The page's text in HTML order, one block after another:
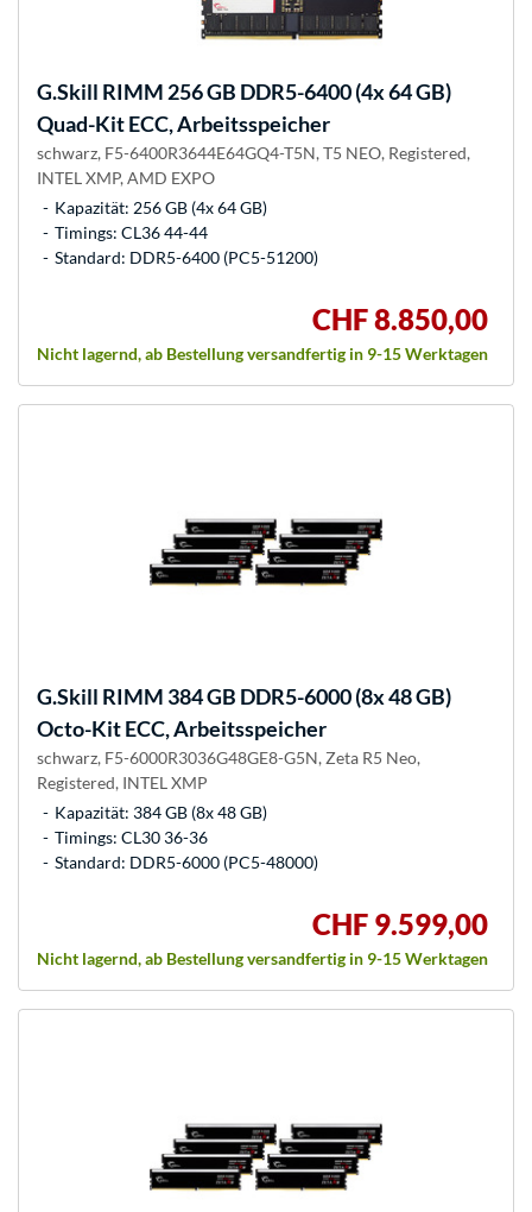
G.Skill RIMM 256 GB DDR5-6400 (4x 64 GB)
Quad-Kit ECC, Arbeitsspeicher
schwarz, F5-6400R3644E64GQ4-T5N, T5 NEO, Registered,
INTEL XMP, AMD EXPO
Kapazität: 256 GB (4x 64 GB)
Timings: CL36 44-44
Standard: DDR5-6400 (PC5-51200)
CHF 8.850,00
Nicht lagernd, ab Bestellung versandfertig in 9-15 Werktagen
G.Skill RIMM 384 GB DDR5-6000 (8x 48 GB)
Octo-Kit ECC, Arbeitsspeicher
schwarz, F5-6000R3036G48GE8-G5N, Zeta R5 Neo,
Registered, INTEL XMP
Kapazität: 384 GB (8x 48 GB)
Timings: CL30 36-36
Standard: DDR5-6000 (PC5-48000)
CHF 9.599,00
Nicht lagernd, ab Bestellung versandfertig in 9-15 Werktagen